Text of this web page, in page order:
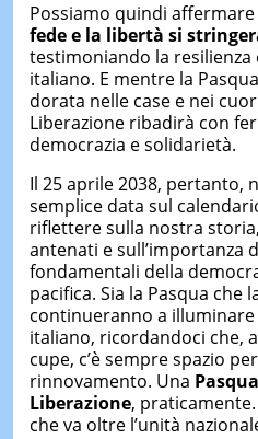
Possiamo quindi affermare
fede e la libertà si
testimoniando la resilienza
italiano. E mentre la
dorata nelle case e nei
Liberazione ribadirà con
democrazia e solidarietà.
Il 25 aprile 2038, pertanto,
semplice data sul
riflettere sulla nostra
antenati e sull’importanza
fondamentali della
pacifica. Sia la Pasqua che
continueranno a
italiano, ricordandoci che,
cupe, c’è sempre spazio
rinnovamento. Una
Liberazione,
che va oltre l’unità